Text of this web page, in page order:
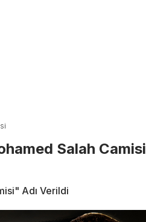
Salah Camisi
Adı Verildi